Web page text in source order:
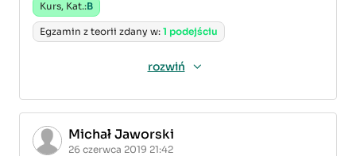
Kurs, Kat.:B
Egzamin z teorii zdany w: 1 podejściu
rozwiń
Michał Jaworski
26 czerwca 2019 21:42